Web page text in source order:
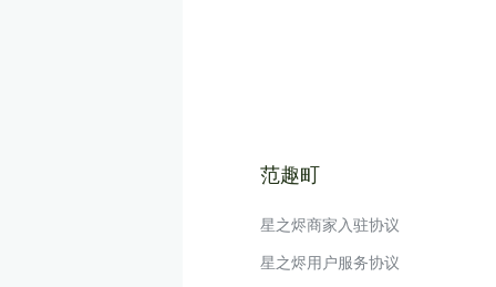
范趣町
星之烬商家入驻协议
星之烬用户服务协议